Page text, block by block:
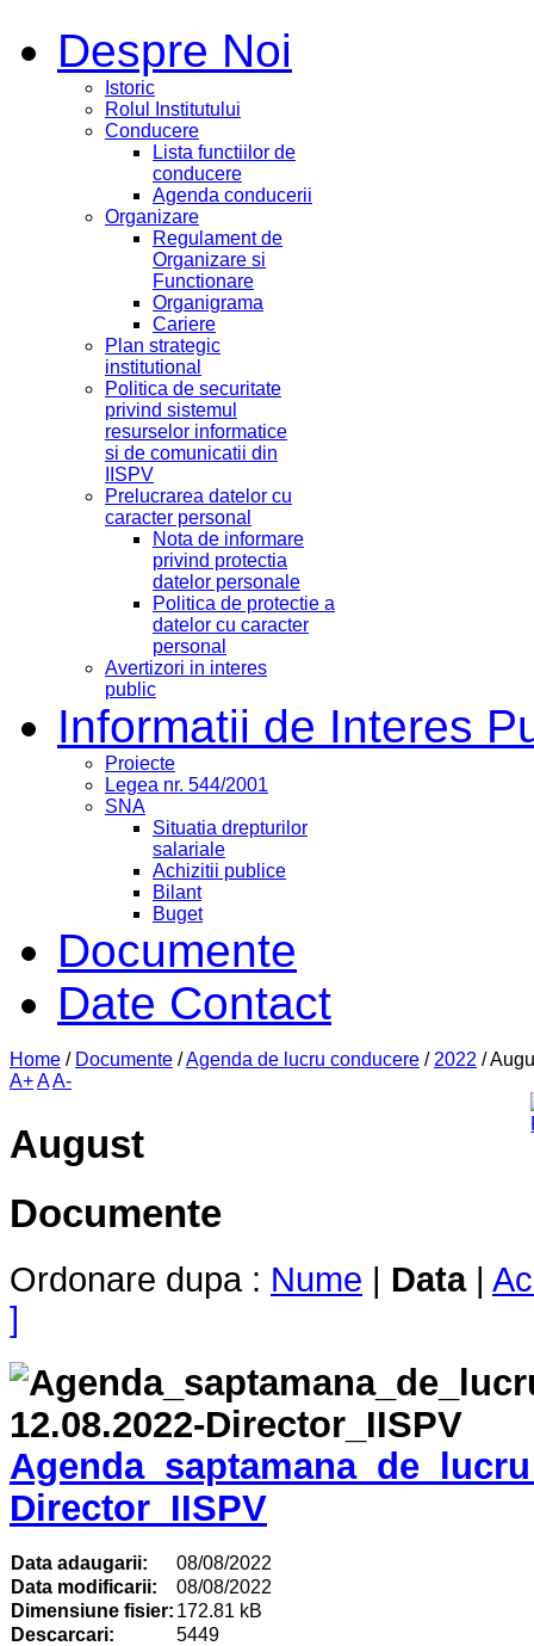
Despre Noi
Istoric
Rolul Institutului
Conducere
Lista functiilor de
conducere
Agenda conducerii
Organizare
Regulament de
Organizare si
Functionare
Organigrama
Cariere
Plan strategic
institutional
Politica de securitate
privind sistemul
resurselor informatice
si de comunicatii din
IISPV
Prelucrarea datelor cu
caracter personal
Nota de informare
privind protectia
datelor personale
Politica de protectie a
datelor cu caracter
personal
Avertizori in interes
public
Informatii de Interes
Proiecte
Legea nr. 544/2001
SNA
Situatia drepturilor
salariale
Achizitii publice
Bilant
Buget
Documente
Date Contact
Home / Documente /Agenda de lucru conducere /2022 /
A+AA-
August
Documente
Ordonare dupa : Nume | Data |
]
Director_IISPV
Data adaugarii:
08/08/2022
Data modificarii:
08/08/2022
Dimensiune fisier: 172.81 kB
Descarcari:
5449